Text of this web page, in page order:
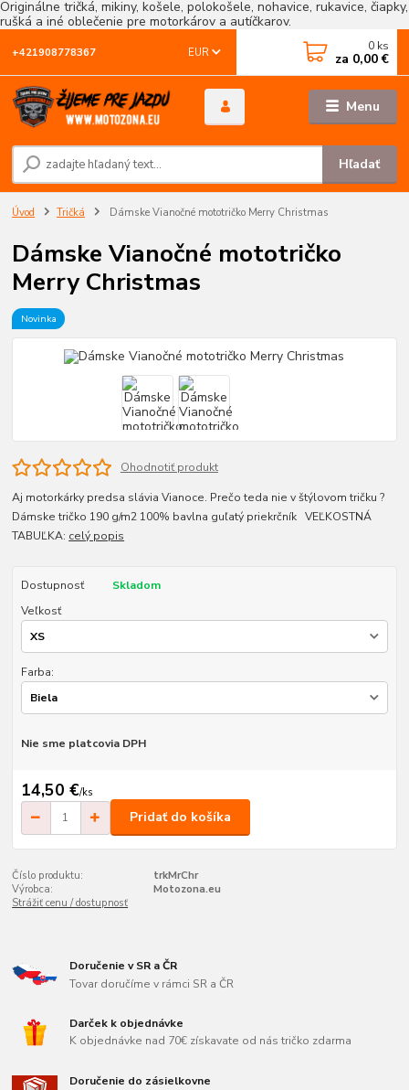
Originálne tričká, mikiny, košele, polokošele, nohavice, rukavice, čiapky,
rušká a iné oblečenie pre motorkárov a autíčkarov.
Menu
EUR
Hľadať
+421908778367 0 ks
za 0,00 €
Úvod Tričká Dámske Vianočné mototričko Merry Christmas
Dámske Vianočné mototričko
Merry Christmas
Novinka
Ohodnotiť produkt
Aj motorkárky predsa slávia Vianoce. Prečo teda nie v štýlovom tričku ?
Dámske tričko 190 g/m2 100% bavlna guľatý priekrčník VEĽKOSTNÁ
TABUĽKA: celý popis
Dostupnosť
Skladom
Veľkosť
Farba:
Nie sme platcovia DPH
14,50 €/ks
Pridať do košíka
Číslo produktu:
trkMrChr
Výrobca:
Motozona.eu
Strážiť cenu / dostupnosť
Doručenie v SR a ČR
Tovar doručíme v rámci SR a ČR
Darček k objednávke
K objednávke nad 70€ získavate od nás tričko zdarma
Doručenie do zásielkovne